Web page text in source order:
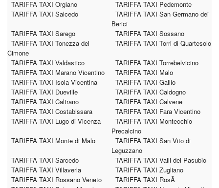
TARIFFA TAXI Orgiano
TARIFFA TAXI Pedemonte
TARIFFA TAXI Salcedo
TARIFFA TAXI San Germano dei
Berici
TARIFFA TAXI Sarego
TARIFFA TAXI Sossano
TARIFFA TAXI Tonezza del
Cimone
TARIFFA TAXI Torri di Quartesolo
TARIFFA TAXI Valdastico
TARIFFA TAXI Torrebelvicino
TARIFFA TAXI Marano Vicentino
TARIFFA TAXI Malo
TARIFFA TAXI Isola Vicentina
TARIFFA TAXI Gallio
TARIFFA TAXI Dueville
TARIFFA TAXI Caldogno
TARIFFA TAXI Caltrano
TARIFFA TAXI Calvene
TARIFFA TAXI Costabissara
TARIFFA TAXI Fara Vicentino
TARIFFA TAXI Lugo di Vicenza
TARIFFA TAXI Montecchio
Precalcino
TARIFFA TAXI Monte di Malo
TARIFFA TAXI San Vito di
Leguzzano
TARIFFA TAXI Sarcedo
TARIFFA TAXI Valli del Pasubio
TARIFFA TAXI Villaverla
TARIFFA TAXI Zugliano
TARIFFA TAXI Rossano Veneto
TARIFFA TAXI RosÃ